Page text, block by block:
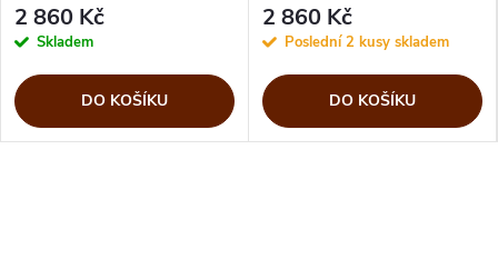
2 860 Kč
Skladem
DO KOŠÍKU
2 860 Kč
Poslední 2 kusy skladem
DO KOŠÍKU